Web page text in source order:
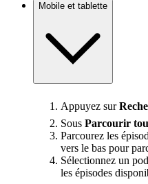
Mobile et tablette
Appuyez sur
Sous Parcourir
Parcourez les
vers le bas pour
Sélectionnez un
les épisodes